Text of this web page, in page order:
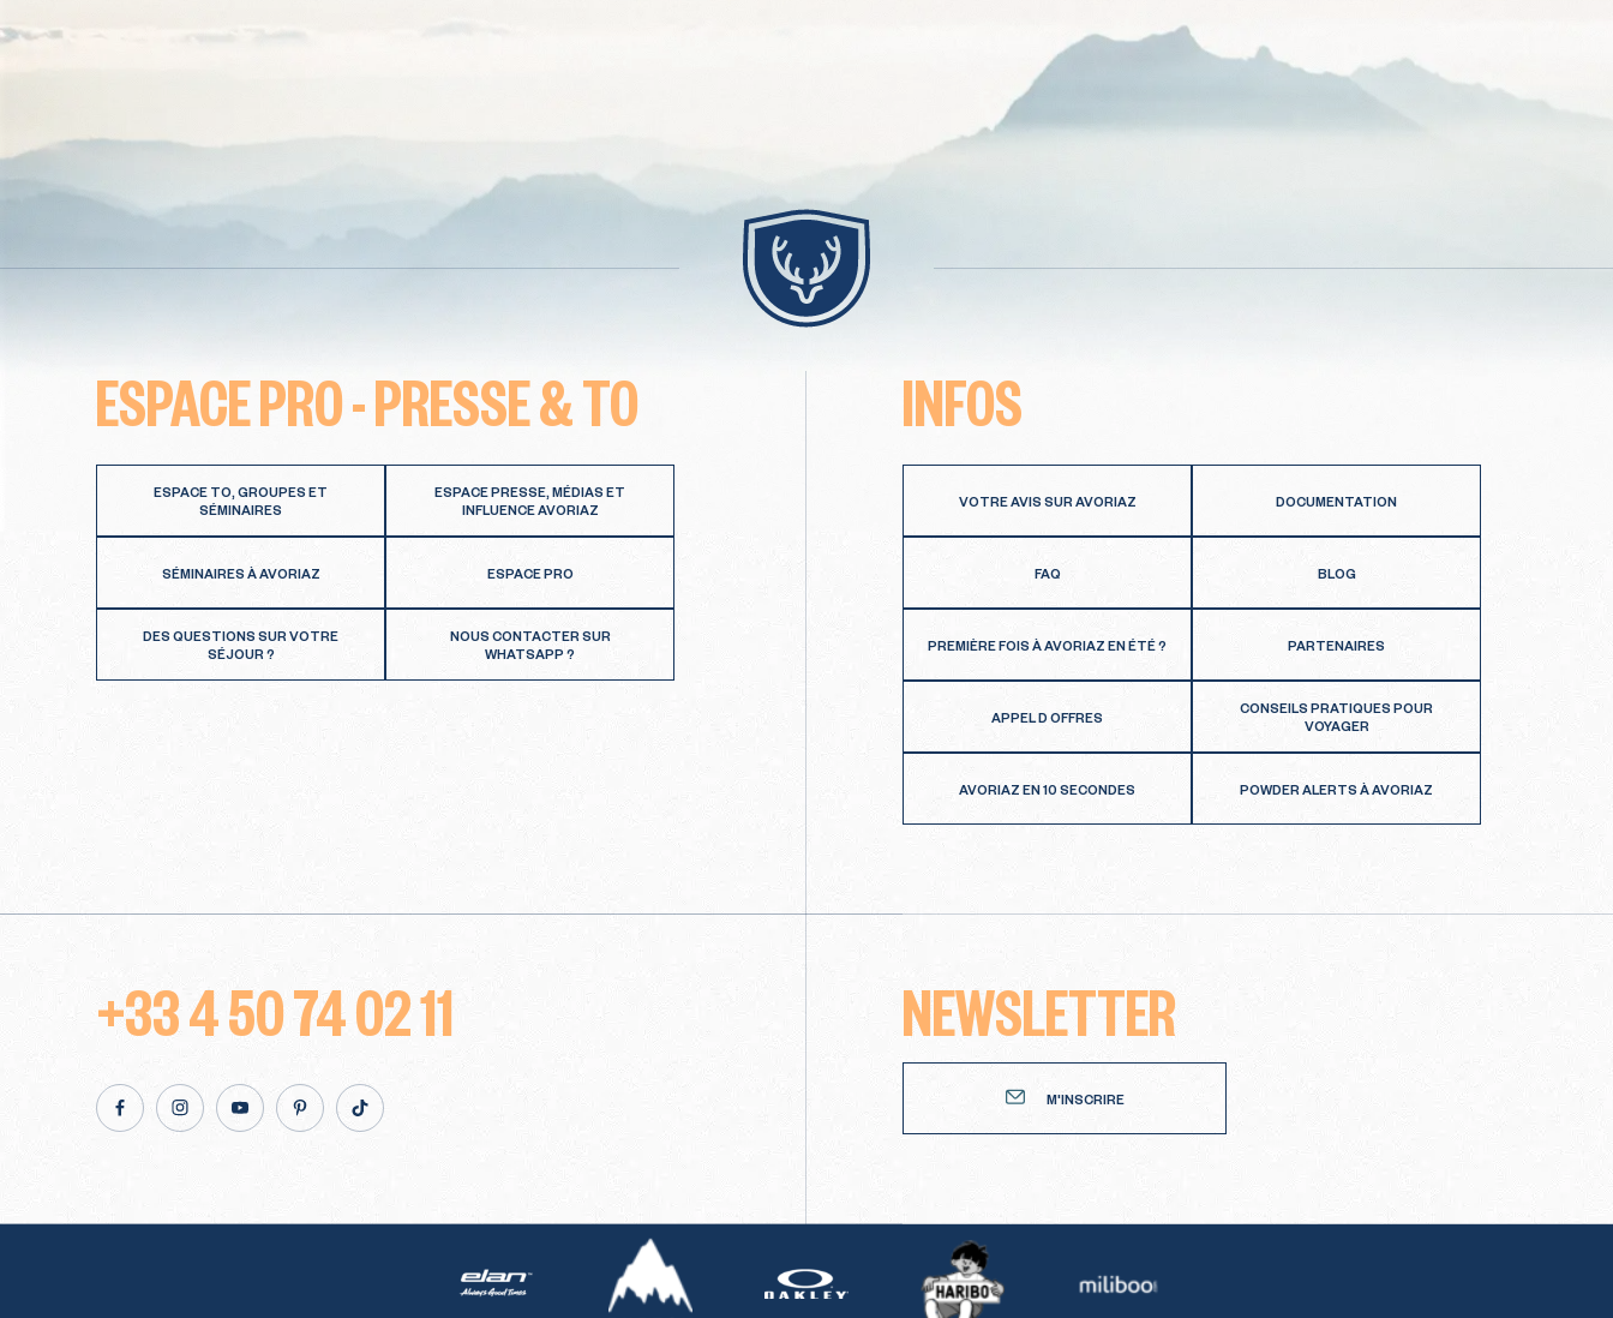
ESPACE PRO - PRESSE & TO
ESPACE TO, GROUPES ET
SÉMINAIRES
ESPACE PRESSE, MÉDIAS ET
INFLUENCE AVORIAZ
SÉMINAIRES À AVORIAZ ESPACE PRO
DES QUESTIONS SUR VOTRE
SÉJOUR ?
NOUS CONTACTER SUR
WHATSAPP ?
INFOS
VOTRE AVIS SUR AVORIAZ DOCUMENTATION
FAQ BLOG
PREMIÈRE FOIS À AVORIAZ EN ÉTÉ ? PARTENAIRES
APPEL D OFFRES
CONSEILS PRATIQUES POUR
VOYAGER
AVORIAZ EN 10 SECONDES POWDER ALERTS À AVORIAZ
+33 4 50 74 02 11
FacebookInstagramYoutubePinterestTikTok
NEWSLETTER
M'INSCRIRE
Elan
Burton
Oakley
Haribo